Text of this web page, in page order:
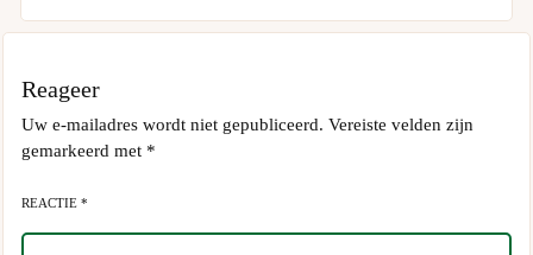
Reageer
Uw e-mailadres wordt niet gepubliceerd. Vereiste velden zijn
gemarkeerd met *
REACTIE *